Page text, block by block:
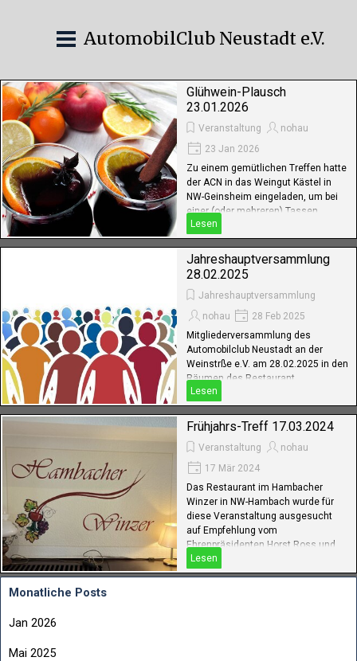
AutomobilClub Neustadt e.V.
Glühwein-Plausch
23.01.2026
Veranstaltung
nohau
23 Jan 2026
Zu einem gemütlichen Treffen hatte
der ACN in das Weingut Kästel in
NW-Geinsheim eingeladen, um bei
einer (oder mehreren) Tassen
Glühwein einen gemütlichen Abend
zu verbringen. Der Winter war
gerade rechtzeitig...
Lesen
Jahreshauptversammlung
28.02.2025
Jahreshauptversammlung
nohau
28 Feb 2025
Mitgliederversammlung des
Automobilclub Neustadt an der
Weinstrße e.V. am 28.02.2025 in den
Räumen des Restaurant
Hildenbrandseck, NW-Königsbach
Lesen
Frühjahrs-Treff 17.03.2024
Veranstaltung
nohau
17 Mär 2024
Das Restaurant im Hambacher
Winzer in NW-Hambach wurde für
diese Veranstaltung ausgesucht
auf Empfehlung vom
Ehrenpräsidenten Horst Ross und
seiner Gattin Inge
Lesen
Monatliche Posts
Jan 2026
Mai 2025